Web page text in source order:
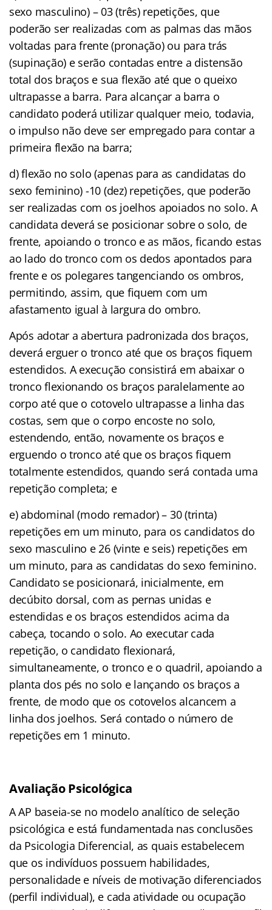
sexo masculino) – 03 (três) repetições, que
poderão ser realizadas com as palmas das mãos
voltadas para frente (pronação) ou para trás
(supinação) e serão contadas entre a distensão
total dos braços e sua flexão até que o queixo
ultrapasse a barra. Para alcançar a barra o
candidato poderá utilizar qualquer meio, todavia,
o impulso não deve ser empregado para contar a
primeira flexão na barra;
d) flexão no solo (apenas para as candidatas do
sexo feminino) -10 (dez) repetições, que poderão
ser realizadas com os joelhos apoiados no solo. A
candidata deverá se posicionar sobre o solo, de
frente, apoiando o tronco e as mãos, ficando estas
ao lado do tronco com os dedos apontados para
frente e os polegares tangenciando os ombros,
permitindo, assim, que fiquem com um
afastamento igual à largura do ombro.
Após adotar a abertura padronizada dos braços,
deverá erguer o tronco até que os braços fiquem
estendidos. A execução consistirá em abaixar o
tronco flexionando os braços paralelamente ao
corpo até que o cotovelo ultrapasse a linha das
costas, sem que o corpo encoste no solo,
estendendo, então, novamente os braços e
erguendo o tronco até que os braços fiquem
totalmente estendidos, quando será contada uma
repetição completa; e
e) abdominal (modo remador) – 30 (trinta)
repetições em um minuto, para os candidatos do
sexo masculino e 26 (vinte e seis) repetições em
um minuto, para as candidatas do sexo feminino.
Candidato se posicionará, inicialmente, em
decúbito dorsal, com as pernas unidas e
estendidas e os braços estendidos acima da
cabeça, tocando o solo. Ao executar cada
repetição, o candidato flexionará,
simultaneamente, o tronco e o quadril, apoiando a
planta dos pés no solo e lançando os braços a
frente, de modo que os cotovelos alcancem a
linha dos joelhos. Será contado o número de
repetições em 1 minuto.
Avaliação Psicológica
A AP baseia-se no modelo analítico de seleção
psicológica e está fundamentada nas conclusões
da Psicologia Diferencial, as quais estabelecem
que os indivíduos possuem habilidades,
personalidade e níveis de motivação diferenciados
(perfil individual), e cada atividade ou ocupação